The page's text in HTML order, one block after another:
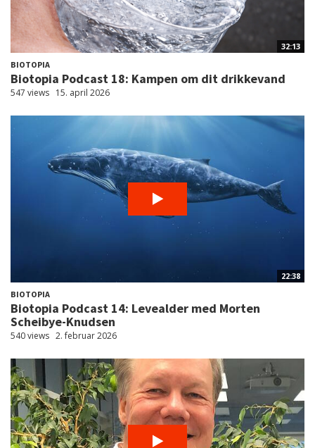
32:13
BIOTOPIA
Biotopia Podcast 18: Kampen om dit drikkevand
547 views 15. april 2026
22:38
BIOTOPIA
Biotopia Podcast 14: Levealder med Morten
Scheibye-Knudsen
540 views 2. februar 2026